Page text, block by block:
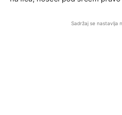
Sadržaj se nastavlja